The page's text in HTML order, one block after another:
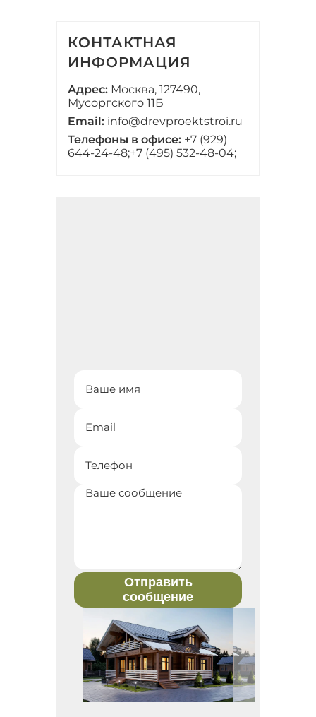
КОНТАКТНАЯ
ИНФОРМАЦИЯ
Адрес: Москва, 127490,
Мусоргского 11Б
Email: info@drevproektstroi.ru
Телефоны в офисе: +7 (929)
644-24-48;+7 (495) 532-48-04;
Отправить
сообщение